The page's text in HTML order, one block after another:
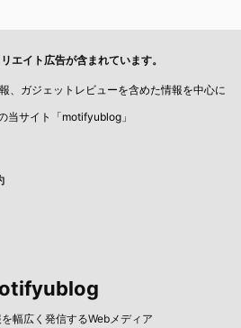
エイト広告が含まれています。
、ガジェットレビューを含めた情報を中心に
当サイト「motifyublog」
幅広く発信するWebメディア